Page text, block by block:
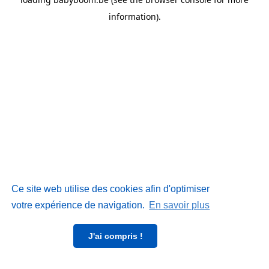
Ce site web utilise des cookies afin d'optimiser
votre expérience de navigation. En savoir plus
J'ai compris !
information).